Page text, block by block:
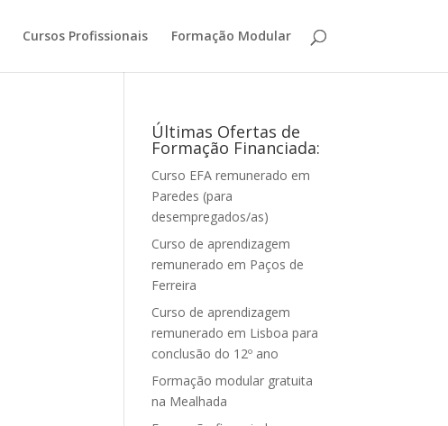
Cursos Profissionais Formação Modular
Últimas Ofertas de
Formação Financiada:
Curso EFA remunerado em
Paredes (para
desempregados/as)
Curso de aprendizagem
remunerado em Paços de
Ferreira
Curso de aprendizagem
remunerado em Lisboa para
conclusão do 12º ano
Formação modular gratuita
na Mealhada